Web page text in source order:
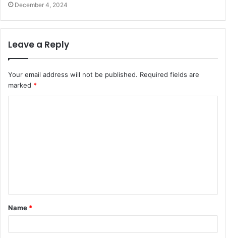
December 4, 2024
Leave a Reply
Your email address will not be published. Required fields are
marked *
Name *